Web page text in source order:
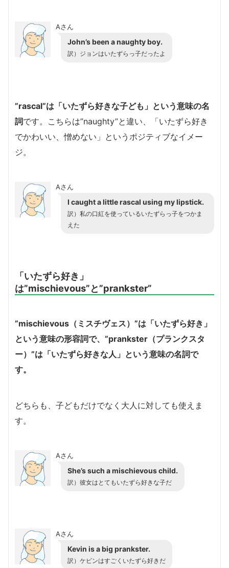
Aさん
John’s been a naughty boy.
訳）ジョンはいたずらっ子だったよ
”rascal”は「いたずら好きな子ども」という意味の名
詞です。こちらは”naughty”と違い、「いたずら好き
でかわいい、憎めない」というポジティブなイメー
ジ。
Aさん
I caught a little rascal using my lipstick.
訳）私の口紅を使っているいたずらっ子をつかま
えた
「いたずら好き」
は”mischievous”と”prankster”
”mischievous（ミスチヴェス）”は「いたずら好き」
という意味の形容詞で、”prankster（プランクスタ
ー）”は「いたずら好きな人」という意味の名詞で
す。
どちらも、子どもだけでなく大人に対しても使えま
す。
Aさん
She’s such a mischievous child.
訳）彼女はとてもいたずら好きな子だ
Aさん
Kevin is a big prankster.
訳）ケビンはすごくいたずら好きだ